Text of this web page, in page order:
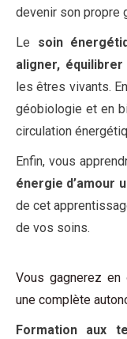
devenir son propre
Le soin
aligner,
les êtres vivants.
géobiologie et en
circulation
Enfin, vous
énergie d’amour
de cet
de vos soins.
Vous gagnerez en
une complète
Formation aux